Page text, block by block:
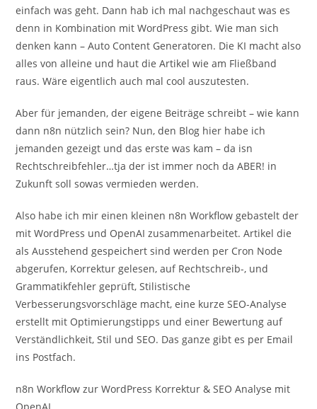
einfach was geht. Dann hab ich mal nachgeschaut was es
denn in Kombination mit WordPress gibt. Wie man sich
denken kann – Auto Content Generatoren. Die KI macht also
alles von alleine und haut die Artikel wie am Fließband
raus. Wäre eigentlich auch mal cool auszutesten.
Aber für jemanden, der eigene Beiträge schreibt – wie kann
dann n8n nützlich sein? Nun, den Blog hier habe ich
jemanden gezeigt und das erste was kam – da isn
Rechtschreibfehler…tja der ist immer noch da ABER! in
Zukunft soll sowas vermieden werden.
Also habe ich mir einen kleinen n8n Workflow gebastelt der
mit WordPress und OpenAI zusammenarbeitet. Artikel die
als Ausstehend gespeichert sind werden per Cron Node
abgerufen, Korrektur gelesen, auf Rechtschreib-, und
Grammatikfehler geprüft, Stilistische
Verbesserungsvorschläge macht, eine kurze SEO-Analyse
erstellt mit Optimierungstipps und einer Bewertung auf
Verständlichkeit, Stil und SEO. Das ganze gibt es per Email
ins Postfach.
n8n Workflow zur WordPress Korrektur & SEO Analyse mit